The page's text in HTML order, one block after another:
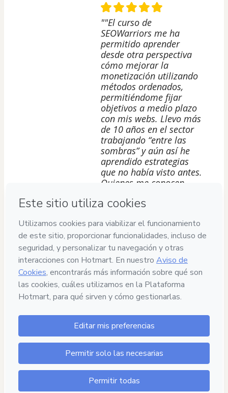
""El curso de
SEOWarriors me ha
permitido aprender
desde otra perspectiva
cómo mejorar la
monetización utilizando
métodos ordenados,
permitiéndome fijar
objetivos a medio plazo
con mis webs. Llevo más
de 10 años en el sector
trabajando “entre las
sombras” y aún así he
aprendido estrategias
que no había visto antes.
Quienes me conocen
cursos de SEO que
de ellos.""
¿NECESITAS AYUDA?
Escríbenos sin compromiso a
contacto@seowarriors.club
¡Será un placer ayudarte!
NUESTRA GARANTÍA
Tienes 14 días para probar si DINOWarriors es
. Si no te encaja, te devolvemos tu
dinero. Sin preguntas ni explicaciones.